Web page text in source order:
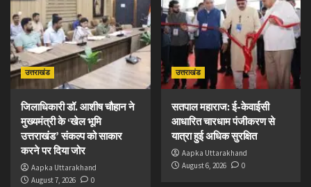
उत्तराखंड
जिलाधिकारी डॉ. आशीष चौहान ने
मुख्यमंत्री के ‘खेल भूमि
उत्तराखंड’ संकल्प को साकार
करने पर दिया जोर
Aapka Uttarakhand
August 7, 2026
0
उत्तराखंड
सतपाल महाराज: ई-केवाईसी
आधारित चारधाम पंजीकरण से
यात्रा हुई अधिक सुरक्षित
Aapka Uttarakhand
August 6, 2026
0